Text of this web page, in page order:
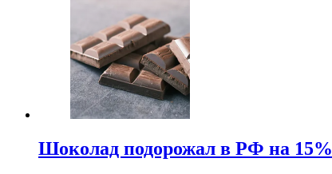
Шоколад подорожал в РФ на 15%